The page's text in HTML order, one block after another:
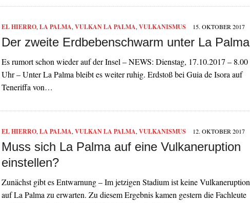
EL HIERRO, LA PALMA, VULKAN LA PALMA, VULKANISMUS 15. OKTOBER 2017
Der zweite Erdbebenschwarm unter La Palma
Es rumort schon wieder auf der Insel – NEWS: Dienstag, 17.10.2017 – 8.00
Uhr – Unter La Palma bleibt es weiter ruhig. Erdstoß bei Guia de Isora auf
Teneriffa von…
EL HIERRO, LA PALMA, VULKAN LA PALMA, VULKANISMUS 12. OKTOBER 2017
Muss sich La Palma auf eine Vulkaneruption
einstellen?
Zunächst gibt es Entwarnung – Im jetzigen Stadium ist keine Vulkaneruption
auf La Palma zu erwarten. Zu diesem Ergebnis kamen gestern die Fachleute